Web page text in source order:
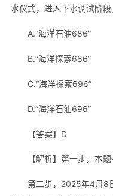
水仪式，进入下水调试阶段
A.“海洋石油686”
B.“海洋探索686”
C.“海洋探索696”
D.“海洋石油696”
【答案】D
【解析】第一步，本
第二步，2025年4月8